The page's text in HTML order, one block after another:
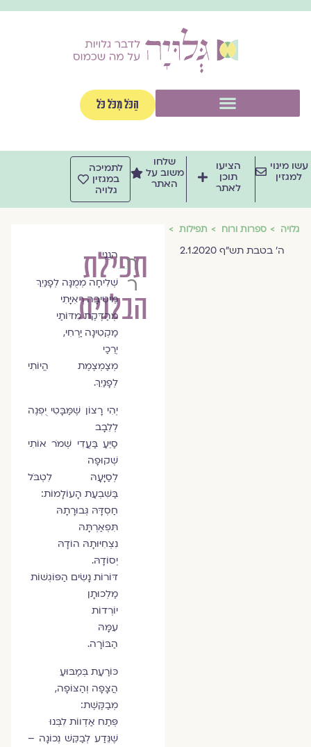
הַכֹּל מִכֹּל כֹּל
מינוי
למגזין
הציעו
תוכן
לאתר
שלחו
משוב על
האתר
לתמיכה
במגזין
גלויה
גלויה ספרות ורוח תפילות
ה' בטבת תש"ף 2.1.2020
תפילת
הבלנית
תמר
רוטשטיין
הִנְנִי
שְׁלִיחָה מְמֻנָּה לְפָנַיִךְ
מֵיטִיבָה רְאִיָּתִי
מְהַדֶּקֶת מִדּוֹתַי
מַקְטִינָה יַרְחִי,
יְרֵכַי
מְצַמְצֶמֶת הֱיוֹתִי
לְפָנַיִךְ.
יְהִי רָצוֹן שֶׁמַּבָּטִי יֻפְנֶה
לְלֵבָב
סַיֵּעַ בַּעֲדִי שְׁמֹר אוֹתִי
שְׁקוּפָה
לְסַיָּעָהּ לִטְבֹּל
בַּשִּׁבְעַת הָעוֹלָמוֹת:
חַסְדָּהּ גְּבוּרָתָהּ
תִּפְאַרְתָּהּ
נִצְחִיּוּתָהּ הוֹדָהּ
יְסוֹדָהּ.
דּוֹרוֹת נָשִׂים הַפּוֹגְשׁוֹת
מַלְכוּתָן
יוֹרְדוֹת
עִמָּהּ
הַבּוֹרָה.
כּוֹרַעַת בְּמַבּוּעַ
הֲצָפָה וְהַצּוֹפָה,
מְבַקֶּשֶׁת:
פְּתַח אַדְווֹת לִבְּנוּ
שֶׁנֵּדַע לְבַקֵּשׁ נְכוֹנָה –